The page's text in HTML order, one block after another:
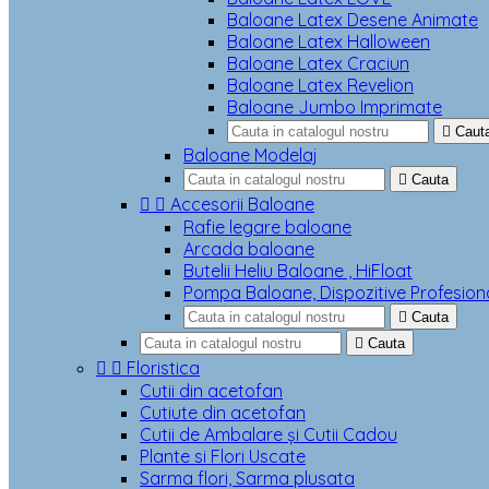
Baloane Latex Desene Animate
Baloane Latex Halloween
Baloane Latex Craciun
Baloane Latex Revelion
Baloane Jumbo Imprimate

Baloane Modelaj
 Cauta
  Accesorii Baloane
Rafie legare baloane
Arcada baloane
Butelii Heliu Baloane , HiFloat
Pompa Baloane, Dispozitive
 Cauta
 Cauta
  Floristica
Cutii din acetofan
Cutiute din acetofan
Cutii de Ambalare și Cutii Cadou
Plante si Flori Uscate
Sarma flori, Sarma plusata